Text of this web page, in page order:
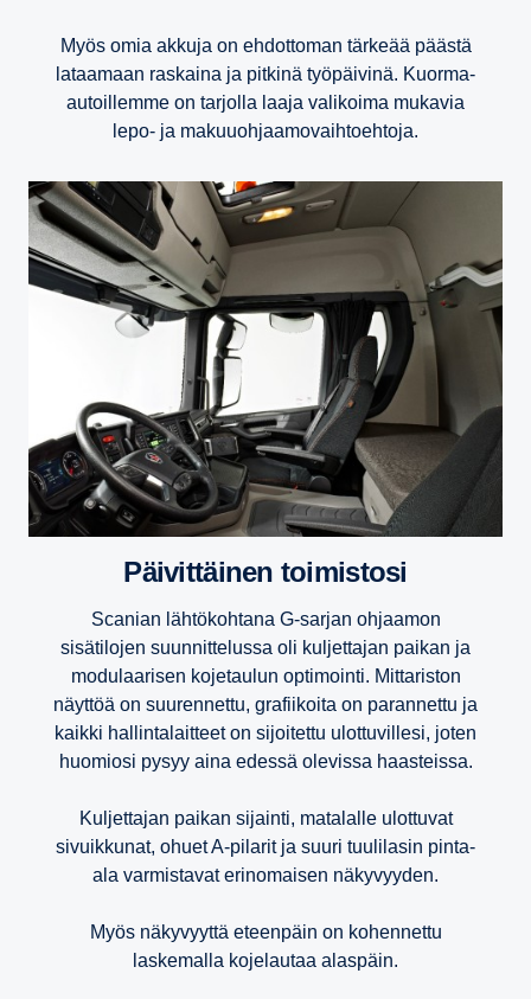
Myös omia akkuja on ehdottoman tärkeää päästä
lataamaan raskaina ja pitkinä työpäivinä. Kuorma-
autoillemme on tarjolla laaja valikoima mukavia
lepo- ja makuuohjaamovaihtoehtoja.
Päivit­täinen toimis­tosi
Scanian lähtökohtana G-sarjan ohjaamon
sisätilojen suunnittelussa oli kuljettajan paikan ja
modulaarisen kojetaulun optimointi. Mittariston
näyttöä on suurennettu, grafiikoita on parannettu ja
kaikki hallintalaitteet on sijoitettu ulottuvillesi, joten
huomiosi pysyy aina edessä olevissa haasteissa.
Kuljettajan paikan sijainti, matalalle ulottuvat
sivuikkunat, ohuet A-pilarit ja suuri tuulilasin pinta-
ala varmistavat erinomaisen näkyvyyden.
Myös näkyvyyttä eteenpäin on kohennettu
laskemalla kojelautaa alaspäin.